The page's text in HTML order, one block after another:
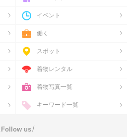
イベント
働く
スポット
着物レンタル
着物写真一覧
キーワード一覧
Follow us/